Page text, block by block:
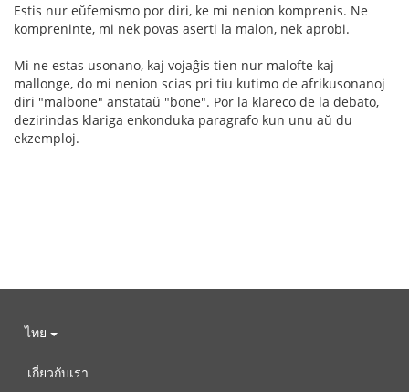
Estis nur eŭfemismo por diri, ke mi nenion komprenis. Ne
kompreninte, mi nek povas aserti la malon, nek aprobi.
Mi ne estas usonano, kaj vojaĝis tien nur malofte kaj
mallonge, do mi nenion scias pri tiu kutimo de afrikusonanoj
diri "malbone" anstataŭ "bone". Por la klareco de la debato,
dezirindas klariga enkonduka paragrafo kun unu aŭ du
ekzemploj.
ไทย
เกี่ยวกับเรา